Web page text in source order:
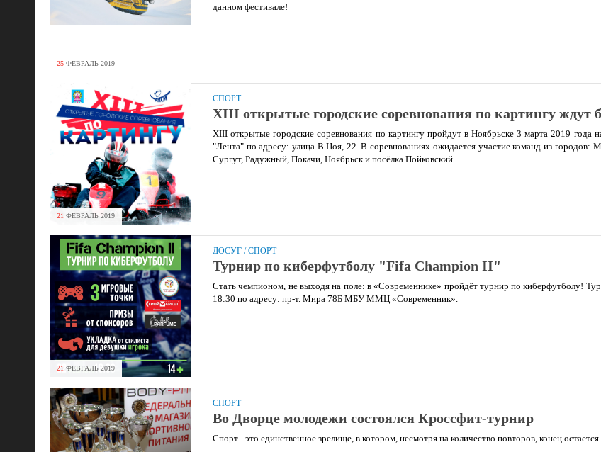
25 ФЕВРАЛЬ 2019
данном фестивале!
21 ФЕВРАЛЬ 2019
СПОРТ
XIII открытые городские соревнования по картингу ждут
XIII открытые городские соревнования по картингу пройдут в Ноябрьске 3 марта 2019 года
"Лента" по адресу: улица В.Цоя, 22. В соревнованиях ожидается участие команд из городов:
Сургут, Радужный, Покачи, Ноябрьск и посёлка Пойковский.
21 ФЕВРАЛЬ 2019
ДОСУГ /СПОРТ
Турнир по киберфутболу "Fifa Champion II"
Стать чемпионом, не выходя на поле: в «Современнике» пройдёт турнир по киберфутболу!
18:30 по адресу: пр-т. Мира 78Б МБУ ММЦ «Современник».
СПОРТ
Во Дворце молодежи состоялся Кроссфит-турнир
Спорт - это единственное зрелище, в котором, несмотря на количество повторов, конец